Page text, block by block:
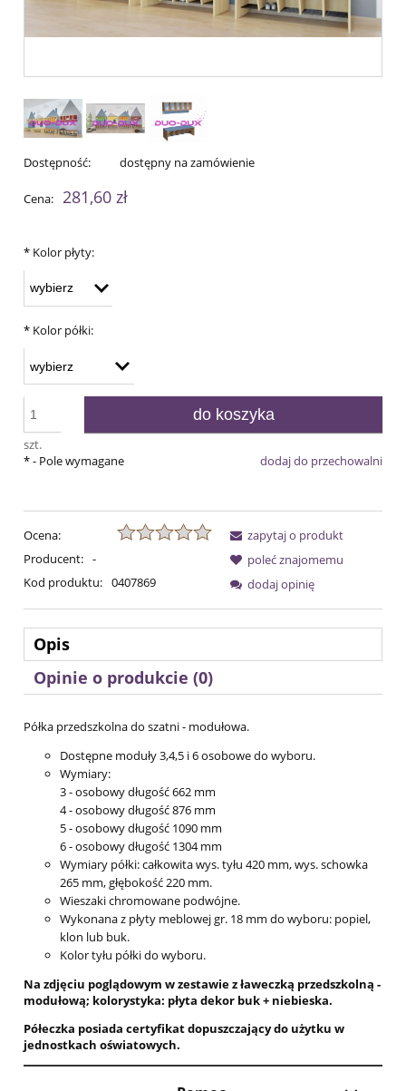
Dostępność: dostępny na zamówienie
Cena: 281,60 zł
* Kolor płyty:
* Kolor półki:
szt.
do koszyka
dodaj do przechowalni
*- Pole wymagane
Ocena:
Producent: -
Kod produktu: 0407869
zapytaj o produkt
poleć znajomemu
dodaj opinię
Opis
Opinie o produkcie (0)
Półka przedszkolna do szatni - modułowa.
Dostępne moduły 3,4,5 i 6 osobowe do wyboru.
Wymiary:
3 - osobowy długość 662 mm
4 - osobowy długość 876 mm
5 - osobowy długość 1090 mm
6 - osobowy długość 1304 mm
Wymiary półki: całkowita wys. tyłu 420 mm, wys. schowka
265 mm, głębokość 220 mm.
Wieszaki chromowane podwójne.
Wykonana z płyty meblowej gr. 18 mm do wyboru: popiel,
klon lub buk.
Kolor tyłu półki do wyboru.
Na zdjęciu poglądowym w zestawie z ławeczką przedszkolną -
modułową; kolorystyka: płyta dekor buk + niebieska.
Półeczka posiada certyfikat dopuszczający do użytku w
jednostkach oświatowych.